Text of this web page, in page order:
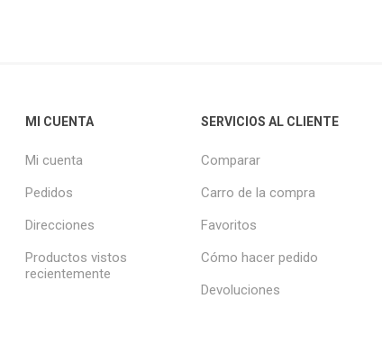
MI CUENTA
Mi cuenta
Pedidos
Direcciones
Productos vistos
recientemente
SERVICIOS AL CLIENTE
Comparar
Carro de la compra
Favoritos
Cómo hacer pedido
Devoluciones